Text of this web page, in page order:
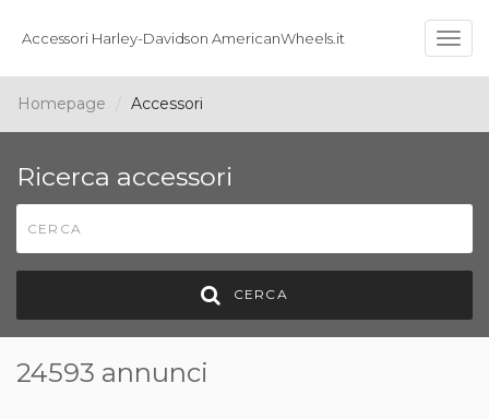
Accessori Harley-Davidson AmericanWheels.it
Homepage Accessori
Ricerca accessori
CERCA
24593 annunci